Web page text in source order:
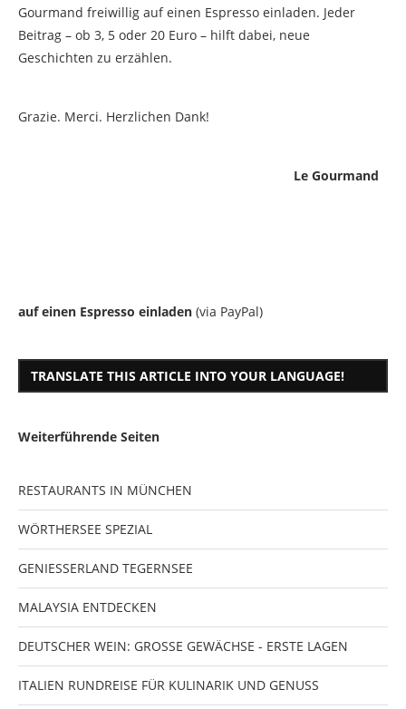
Gourmand freiwillig auf einen Espresso einladen. Jeder
Beitrag – ob 3, 5 oder 20 Euro – hilft dabei, neue
Geschichten zu erzählen.
Grazie. Merci. Herzlichen Dank!
Le Gourmand
auf einen Espresso einladen (via PayPal)
TRANSLATE THIS ARTICLE INTO YOUR LANGUAGE!
Weiterführende Seiten
RESTAURANTS IN MÜNCHEN
WÖRTHERSEE SPEZIAL
GENIESSERLAND TEGERNSEE
MALAYSIA ENTDECKEN
DEUTSCHER WEIN: GROSSE GEWÄCHSE - ERSTE LAGEN
ITALIEN RUNDREISE FÜR KULINARIK UND GENUSS